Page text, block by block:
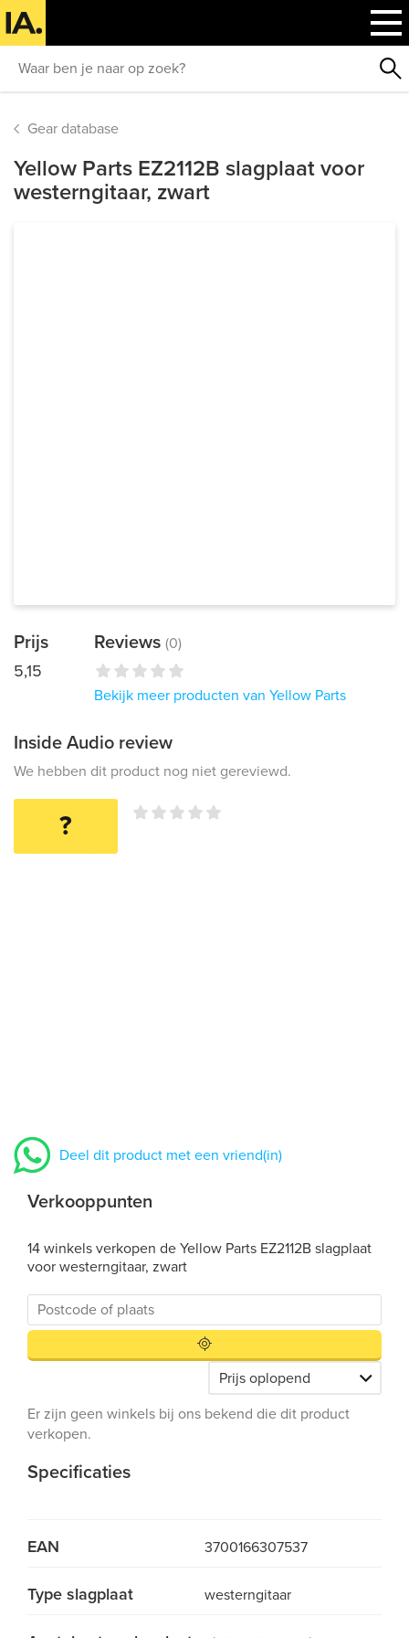
Gear database
Yellow Parts EZ2112B slagplaat voor
westerngitaar, zwart
Prijs
5,15
Reviews (0)
Bekijk meer producten van Yellow Parts
Inside Audio review
We hebben dit product nog niet gereviewd.
?
Deel dit product met een vriend(in)
Verkooppunten
14 winkels verkopen de Yellow Parts EZ2112B slagplaat
voor westerngitaar, zwart
Er zijn geen winkels bij ons bekend die dit product
verkopen.
Specificaties
EAN 3700166307537
Type slagplaat westerngitaar